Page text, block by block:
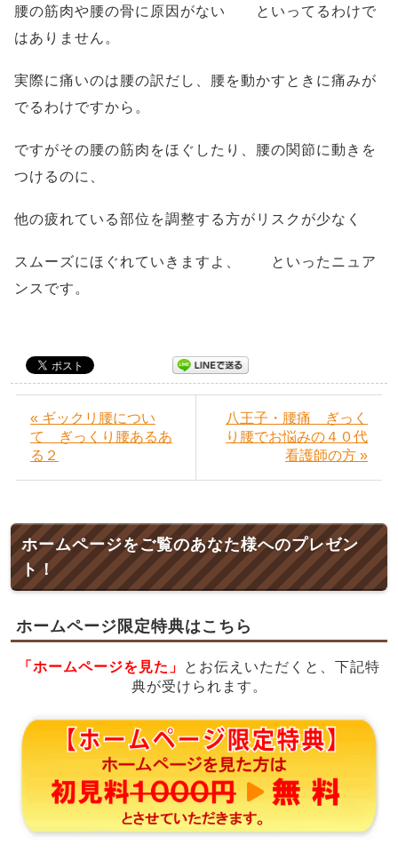
腰の筋肉や腰の骨に原因がない といってるわけで
はありません。
実際に痛いのは腰の訳だし、腰を動かすときに痛みが
でるわけですから。
ですがその腰の筋肉をほぐしたり、腰の関節に動きを
つけるのに、
他の疲れている部位を調整する方がリスクが少なく
スムーズにほぐれていきますよ、 といったニュア
ンスです。
« ギックリ腰につい
て ぎっくり腰あるあ
る２
八王子・腰痛 ぎっく
り腰でお悩みの４０代
看護師の方 »
ホームページをご覧のあなた様へのプレゼン
ト！
ホームページ限定特典はこちら
「ホームページを見た」
とお伝えいただくと、下記特
典が受けられます。